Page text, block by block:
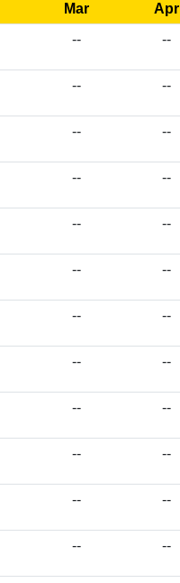
Mar Apr
-- --
-- --
-- --
-- --
-- --
-- --
-- --
-- --
-- --
-- --
-- --
-- --